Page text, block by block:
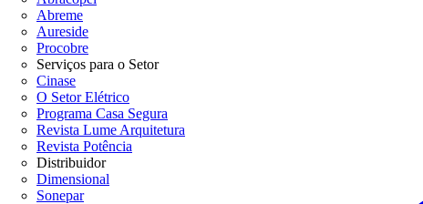
Abreme
Aureside
Procobre
Serviços para o Setor
Cinase
O Setor Elétrico
Programa Casa Segura
Revista Lume Arquitetura
Revista Potência
Distribuidor
Dimensional
Sonepar